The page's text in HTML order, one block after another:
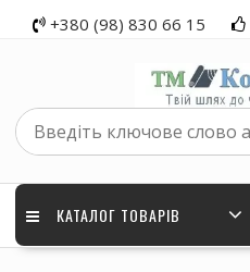
Перейти
+380 (98) 830 66 15
КАТАЛОГ ТОВАРІВ